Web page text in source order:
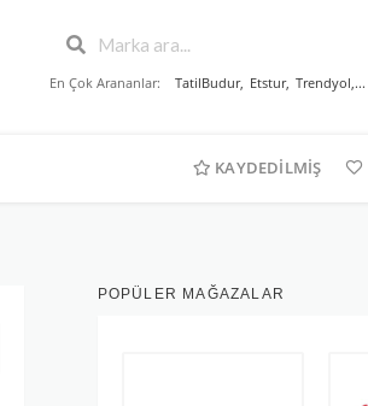
En Çok Arananlar: TatilBudur, Etstur, Trendyol,...
KAYDEDILMIŞ
POPÜLER MAĞAZALAR